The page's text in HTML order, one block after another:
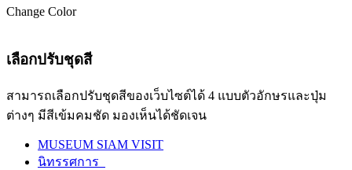
Change Color
เลือกปรับชุดสี
สามารถเลือกปรับชุดสีของเว็บไซต์ได้ 4 แบบตัวอักษรและปุ่ม
ต่างๆ มีสีเข้มคมชัด มองเห็นได้ชัดเจน
MUSEUM SIAM VISIT
นิทรรศการ